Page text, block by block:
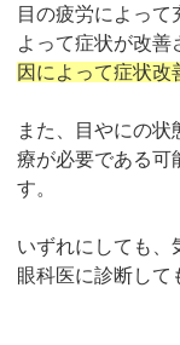
目の疲労によっ
よって症状が改善
因によって症状改
また、目やにの
療が必要である可
す。
いずれにしても、
眼科医に診断して